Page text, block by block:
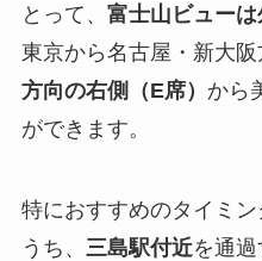
とって、 富士山ビュー
東京から名古屋・新大阪
方向の右側（E席） から
ができます。
特におすすめのタイミン
うち、 三島駅付近を通